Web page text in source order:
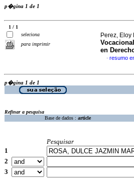
p�gina 1 de 1
1 / 1
seleciona
para imprimir
Perez,
en
· resumo
p�gina 1 de 1
Refinar a pesquisa
Base de dados : article
Pesquisar
1
2
3